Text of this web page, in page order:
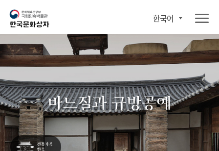
한국어
바느질과 규방공예